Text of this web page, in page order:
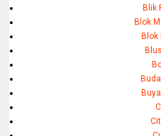
Blik
Blok
Blok